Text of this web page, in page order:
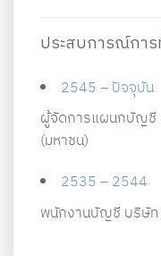
ประสบการณ์การ
2545 – ปัจจุบัน
ผู้จัดการแผนกบัญชี
(มหาชน)
2535 – 2544
พนักงานบัญชี บริษัท